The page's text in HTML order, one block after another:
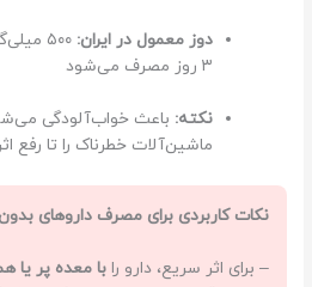
دوز معمول در ایران:
۳ روز مصرف می‌شود
نکته: باعث خواب‌آلودگی
ماشین‌آلات خطرناک را تا رفع
نکات کاربردی برای مصرف داروهای
– برای اثر سریع، دارو رابا معده پر یا